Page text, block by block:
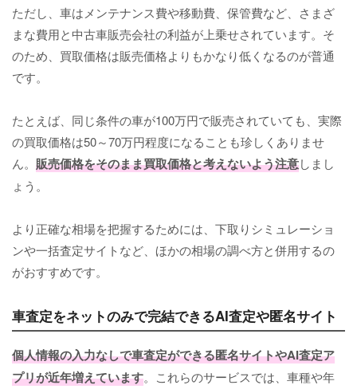
ただし、車はメンテナンス費や移動費、保管費など、さまざ
まな費用と中古車販売会社の利益が上乗せされています。そ
のため、買取価格は販売価格よりもかなり低くなるのが普通
です。
たとえば、同じ条件の車が100万円で販売されていても、実際
の買取価格は50～70万円程度になることも珍しくありませ
ん。 販売価格をそのまま買取価格と考えないよう注意しまし
ょう。
より正確な相場を把握するためには、下取りシミュレーショ
ンや一括査定サイトなど、ほかの相場の調べ方と併用するの
がおすすめです。
車査定をネットのみで完結できるAI査定や匿名サイト
個人情報の入力なしで車査定ができる匿名サイトやAI査定ア
プリが近年増えています。これらのサービスでは、車種や年